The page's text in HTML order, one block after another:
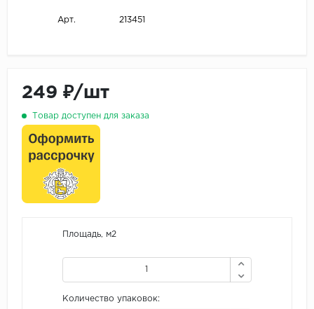
Арт. 213451
249 ₽/шт
Товар доступен для заказа
Площадь, м2
Количество упаковок: